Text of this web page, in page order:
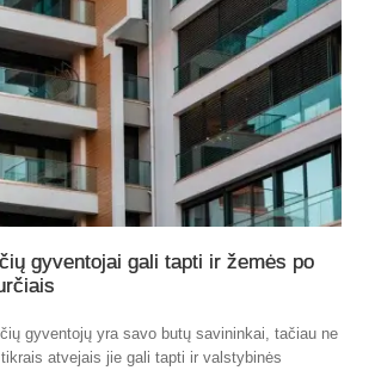
gyventojai gali tapti ir žemės po
gyventojų yra savo butų savininkai, tačiau ne
atvejais jie gali tapti ir valstybinės